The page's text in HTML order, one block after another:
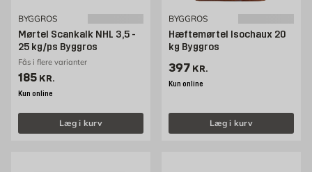
BYGGROS
Mørtel Scankalk NHL 3,5 -
25 kg/ps Byggros
Fås i flere varianter
Pris 185 kr. /stk
185 KR.
Kun online
Læg i kurv
BYGGROS
Hæftemørtel Isochaux 20
kg Byggros
Pris 397 kr. /stk
397 KR.
Kun online
Læg i kurv